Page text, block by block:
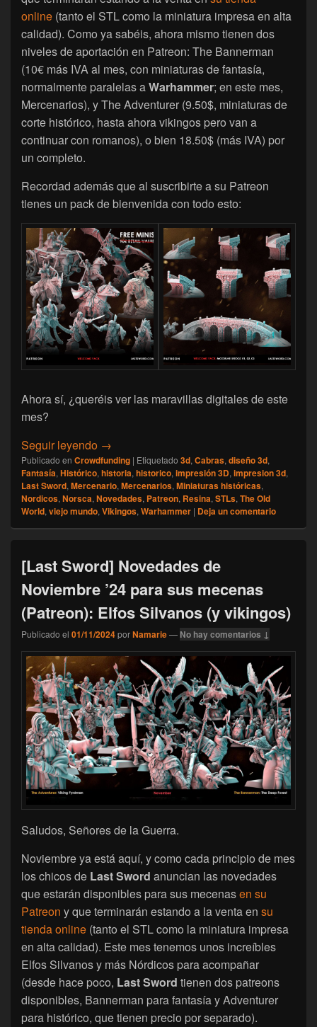
online (tanto el STL como la miniatura impresa en alta
calidad). Como ya sabéis, ahora mismo tienen dos
niveles de aportación en Patreon: The Bannerman
(10€ más IVA al mes, con miniaturas de fantasía,
normalmente paralelas aWarhammer; en este mes,
Mercenarios), y The Adventurer (9.50$, miniaturas de
corte histórico, hasta ahora vikingos pero van a
continuar con romanos), o bien 18.50$ (más IVA) por
un completo.
Recordad además que al suscribirte a su Patreon
tienes un pack de bienvenida con todo esto:
Ahora sí, ¿queréis ver las maravillas digitales de este
mes?
Seguir leyendo [Last Sword] Novedades de Diciembre
→
Publicado en Crowdfunding | Etiquetado 3d, Cabras, diseño 3d,
Fantasía, Histórico, historia, historico, impresión 3D, impresion 3d,
Last Sword, Mercenario, Mercenarios, Miniaturas históricas,
Nordicos, Norsca, Novedades, Patreon, Resina, STLs, The Old
World, viejo mundo, Vikingos, Warhammer | Deja un comentario
[Last Sword] Novedades de
Noviembre ’24 para sus mecenas
(Patreon): Elfos Silvanos (y vikingos)
Publicado el 01/11/2024porNamarie— No hay comentarios ↓
Saludos, Señores de la Guerra.
Noviembre ya está aquí, y como cada principio de mes
los chicos de Last Sword anuncian las novedades
que estarán disponibles para sus mecenasen su
Patreon y que terminarán estando a la venta en su
tienda online (tanto el STL como la miniatura impresa
en alta calidad). Este mes tenemos unos increíbles
Elfos Silvanos y más Nórdicos para acompañar
(desde hace poco, Last Sword tienen dos patreons
disponibles, Bannerman para fantasía y Adventurer
para histórico, que tienen precio por separado).